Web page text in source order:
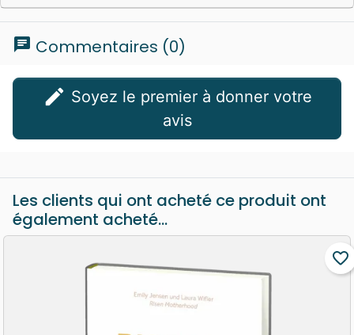
chat Commentaires (0)
edit
avis
Les clients qui ont acheté ce produit ont
également acheté...
favorite_border